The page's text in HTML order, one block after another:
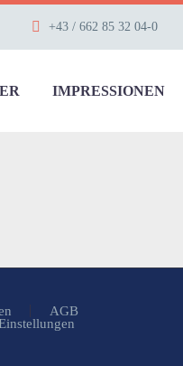
+43 / 662 85 32 04-0
IMPRESSIONEN
AGB